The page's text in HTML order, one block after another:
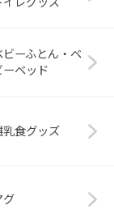
ビーふとん・ベ
ーベッド
乳食グッズ
グ